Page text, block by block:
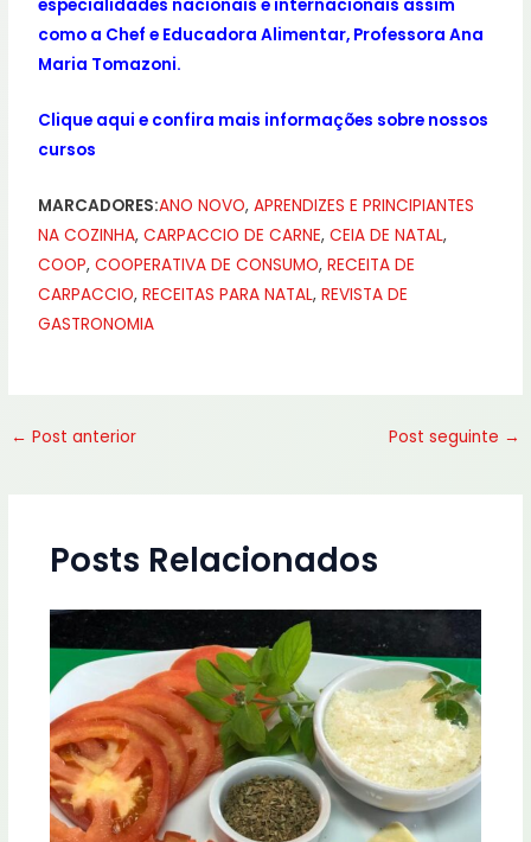
especialidades nacionais e internacionais assim
como a Chef e Educadora Alimentar, Professora Ana
Maria Tomazoni.
Clique aqui e confira mais informações sobre nossos
cursos
MARCADORES:ANO NOVO,APRENDIZES E PRINCIPIANTES
NA COZINHA,CARPACCIO DE CARNE,CEIA DE NATAL,
COOP,COOPERATIVA DE CONSUMO,RECEITA DE
CARPACCIO,RECEITAS PARA NATAL,REVISTA DE
GASTRONOMIA
← Post anterior Post seguinte →
Posts Relacionados